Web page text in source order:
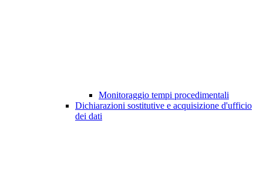
Monitoraggio tempi procedimentali
Dichiarazioni sostitutive e acquisizione d'ufficio
dei dati